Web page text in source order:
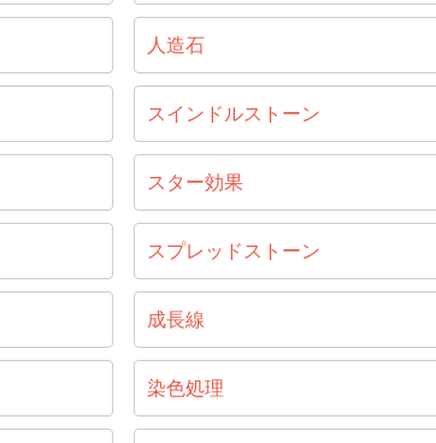
人造石
スインドルストーン
スター効果
スプレッドストーン
成長線
染色処理